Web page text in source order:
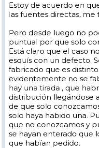
Estoy de acuerdo en
las fuentes directas, me
Pero desde luego no
puntual por que solo
Está claro que el caso
esquís con un defecto.
fabricado que es
evidentemente no se
hay una tirada , que
distribución llegándose
de que solo
solo haya habido una.
que no conozcamos y
se hayan enterado que
que habían pedido.